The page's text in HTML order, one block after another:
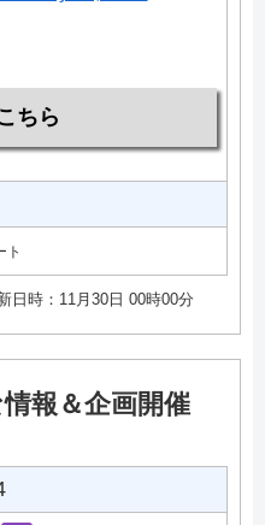
ちら
ト
日時：11月30日 00時00分
報＆企画開催